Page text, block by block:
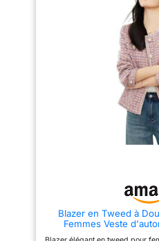
offre un port confortable, garde
une bonne humeur pour la
journée. Match tendance : le
blazer en tweed pour homme
est un essentiel de garde-robe,
peut être assorti à des
chemises, des pulls à col roulé,
des sous-vêtements tendance,
des cravates, des pantalons de
costume, des jeans, des
pantalons décontractés, etc.
Vous pouvez créer le style que
vous voulez. Occasions : le
de rue tendance, quotidien et
formelles, etc. Remarque :
veuillez choisir votre taille
Blazer en Tweed à
Femmes Veste